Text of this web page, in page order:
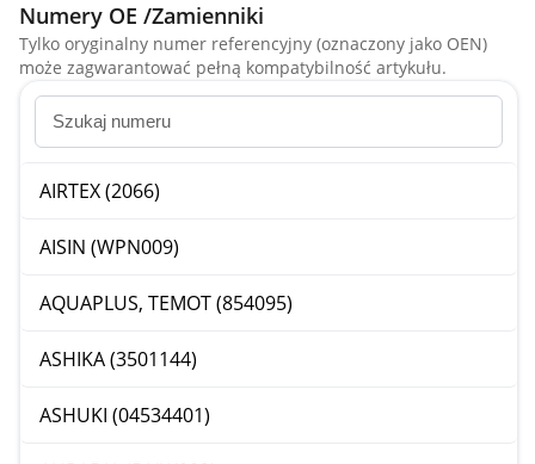
Numery OE /Zamienniki
Tylko oryginalny numer referencyjny (oznaczony jako OEN)
może zagwarantować pełną kompatybilność artykułu.
AIRTEX (2066)
AISIN (WPN009)
AQUAPLUS, TEMOT (854095)
ASHIKA (3501144)
ASHUKI (04534401)